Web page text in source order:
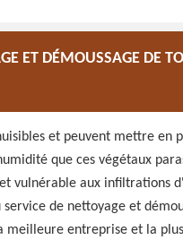
ET DÉMOUSSAGE DE
et peuvent mettre en
que ces végétaux
vulnérable aux infiltrations
de nettoyage et
meilleure entreprise et la